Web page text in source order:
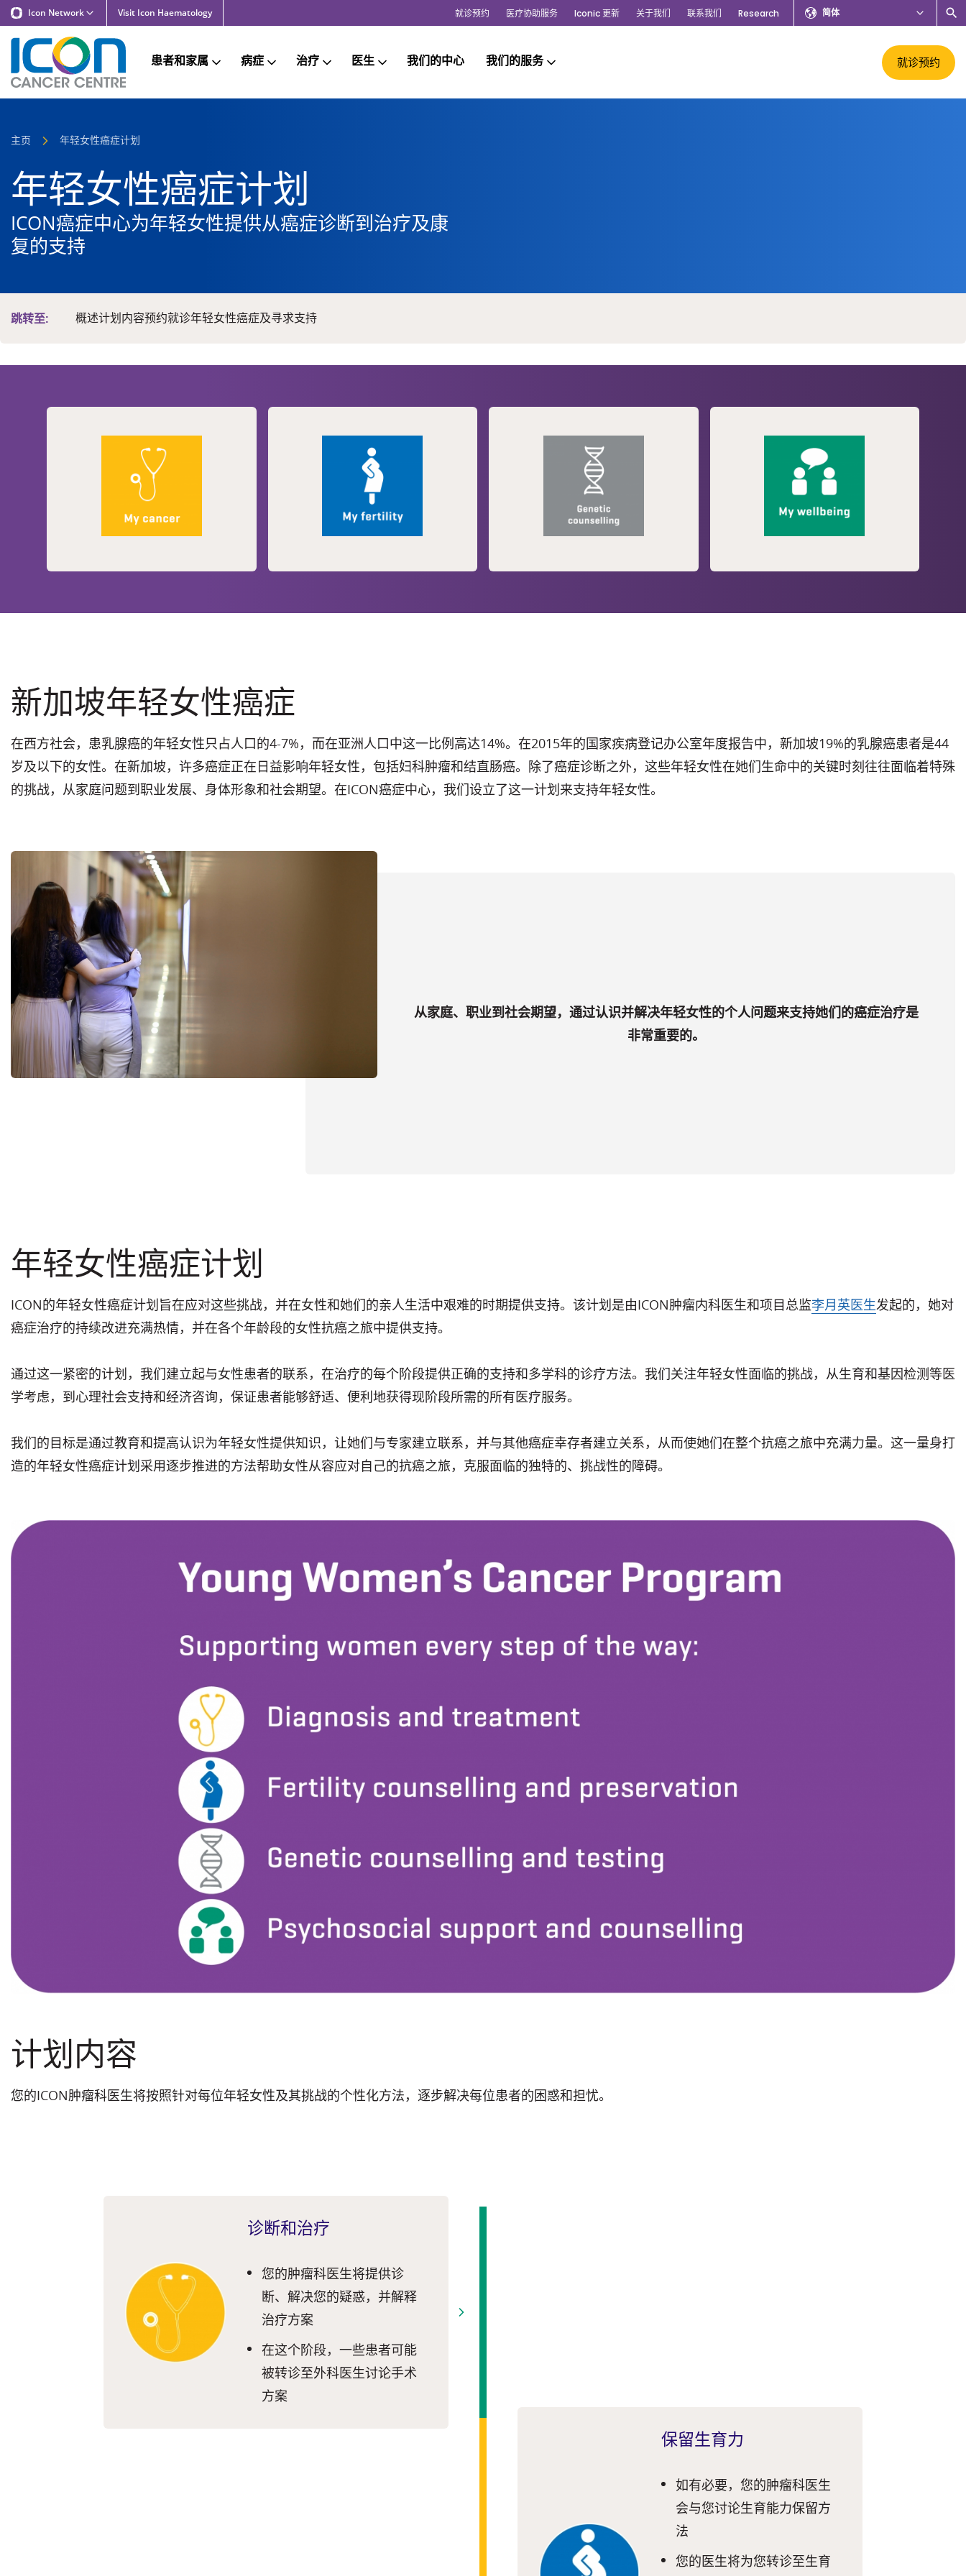
Icon Network Visit Icon Haematology 就诊预约 医疗协助服务 Iconic 更新 关于我们 联系我们 Research 简体
患者和家属 病症 治疗 医生 我们的中心 我们的服务 就诊预约
主页 年轻女性癌症计划
年轻女性癌症计划
ICON癌症中心为年轻女性提供从癌症诊断到治疗及康
复的支持
跳转至: 概述计划内容预约就诊年轻女性癌症及寻求支持
新加坡年轻女性癌症
在西方社会，患乳腺癌的年轻女性只占人口的4-7%，而在亚洲人口中这一比例高达14%。在2015年的国家疾病登记办公室年度报告中，新加坡19%的乳腺癌患者是44
岁及以下的女性。在新加坡，许多癌症正在日益影响年轻女性，包括妇科肿瘤和结直肠癌。除了癌症诊断之外，这些年轻女性在她们生命中的关键时刻往往面临着特殊
的挑战，从家庭问题到职业发展、身体形象和社会期望。在ICON癌症中心，我们设立了这一计划来支持年轻女性。
从家庭、职业到社会期望，通过认识并解决年轻女性的个人问题来支持她们的癌症治疗是
非常重要的。
年轻女性癌症计划
ICON的年轻女性癌症计划旨在应对这些挑战，并在女性和她们的亲人生活中艰难的时期提供支持。该计划是由ICON肿瘤内科医生和项目总监李月英医生发起的，她对
癌症治疗的持续改进充满热情，并在各个年龄段的女性抗癌之旅中提供支持。
通过这一紧密的计划，我们建立起与女性患者的联系，在治疗的每个阶段提供正确的支持和多学科的诊疗方法。我们关注年轻女性面临的挑战，从生育和基因检测等医
学考虑，到心理社会支持和经济咨询，保证患者能够舒适、便利地获得现阶段所需的所有医疗服务。
我们的目标是通过教育和提高认识为年轻女性提供知识，让她们与专家建立联系，并与其他癌症幸存者建立关系，从而使她们在整个抗癌之旅中充满力量。这一量身打
造的年轻女性癌症计划采用逐步推进的方法帮助女性从容应对自己的抗癌之旅，克服面临的独特的、挑战性的障碍。
计划内容
您的ICON肿瘤科医生将按照针对每位年轻女性及其挑战的个性化方法，逐步解决每位患者的困惑和担忧。
诊断和治疗
您的肿瘤科医生将提供诊
断、解决您的疑惑，并解释
治疗方案
在这个阶段，一些患者可能
被转诊至外科医生讨论手术
方案
保留生育力
如有必要，您的肿瘤科医生
会与您讨论生育能力保留方
法
您的医生将为您转诊至生育